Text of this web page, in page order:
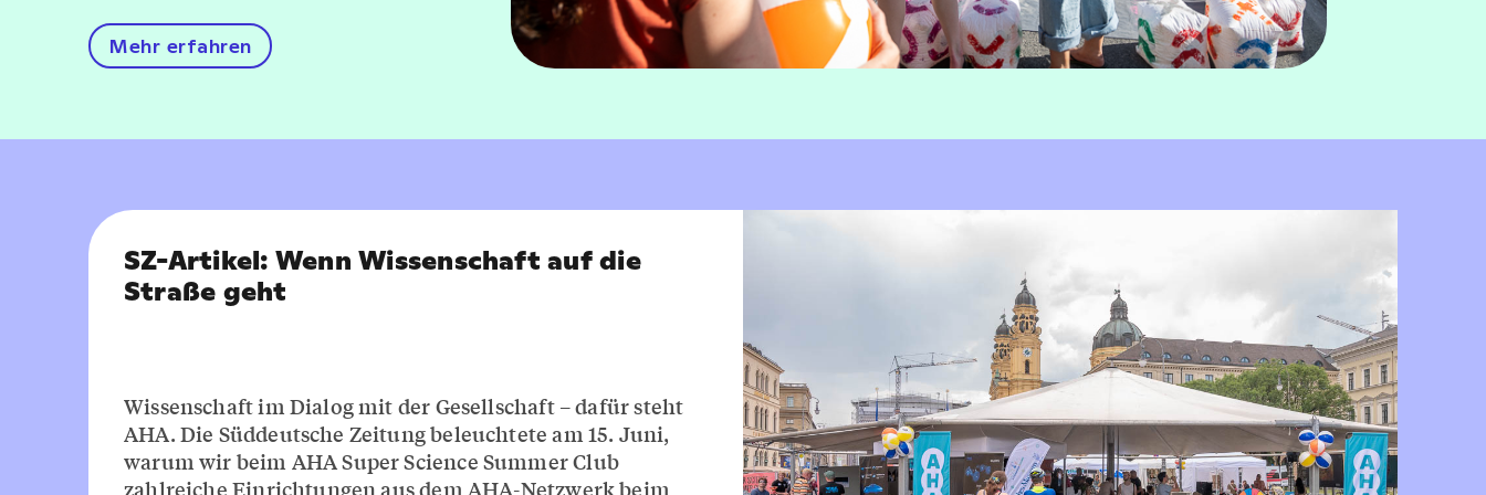
Mehr erfahren
SZ-Artikel: Wenn Wissenschaft auf die
Straße geht
Wissenschaft im Dialog mit der Gesellschaft – dafür steht
AHA. Die Süddeutsche Zeitung beleuchtete am 15. Juni,
warum wir beim AHA Super Science Summer Club
zahlreiche Einrichtungen aus dem AHA-Netzwerk beim